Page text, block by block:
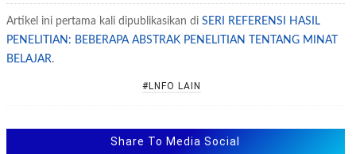
Artikel ini pertama kali dipublikasikan di SERI REFERENSI HASIL
PENELITIAN: BEBERAPA ABSTRAK PENELITIAN TENTANG MINAT
BELAJAR.
#LNFO LAIN
Share To Media Social